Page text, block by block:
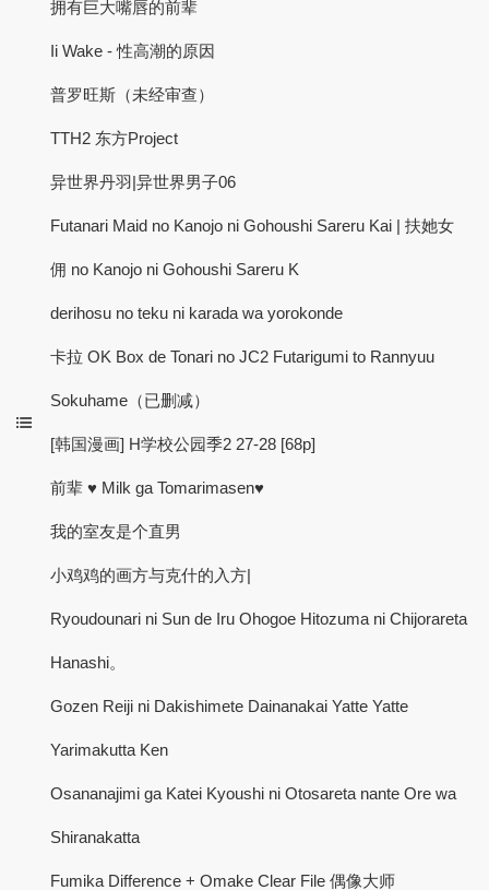
拥有巨大嘴唇的前辈
Ii Wake - 性高潮的原因
普罗旺斯（未经审查）
TTH2 东方Project
异世界丹羽|异世界男子06
Futanari Maid no Kanojo ni Gohoushi Sareru Kai | 扶她女
佣 no Kanojo ni Gohoushi Sareru K
derihosu no teku ni karada wa yorokonde
卡拉 OK Box de Tonari no JC2 Futarigumi to Rannyuu
Sokuhame（已删减）
[韩国漫画] H学校公园季2 27-28 [68p]
前辈 ♥ Milk ga Tomarimasen♥
我的室友是个直男
小鸡鸡的画方与克什的入方|
Ryoudounari ni Sun de Iru Ohogoe Hitozuma ni Chijorareta
Hanashi。
Gozen Reiji ni Dakishimete Dainanakai Yatte Yatte
Yarimakutta Ken
Osananajimi ga Katei Kyoushi ni Otosareta nante Ore wa
Shiranakatta
Fumika Difference + Omake Clear File 偶像大师